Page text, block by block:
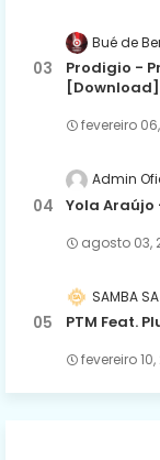
Bué de
Prodigio -
[Download]
fevereiro
Admin
Yola Araújo
agosto 03,
SAMBA
PTM Feat.
fevereiro